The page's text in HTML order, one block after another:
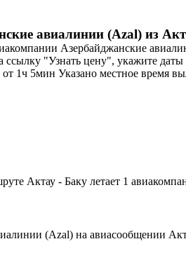
авиалинии (Azal) из
Азербайджанские
ссылку "Узнать цену", укажите
1ч 5мин Указано местное время
Актау - Баку летает 1
(Azal) на авиасообщении